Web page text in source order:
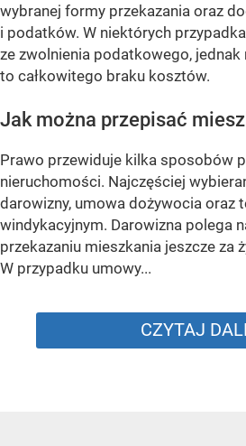
wybranej formy przekazania oraz
i podatków. W niektórych
ze zwolnienia podatkowego, jednak
to całkowitego braku kosztów.
Jak można przepisać
Prawo przewiduje kilka sposobów
nieruchomości. Najczęściej
darowizny, umowa dożywocia oraz
windykacyjnym. Darowizna polega
przekazaniu mieszkania jeszcze za
W przypadku umowy...
CZYTAJ